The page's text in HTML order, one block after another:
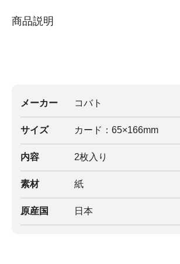
商品説明
メーカー コバト
サイズ カード：65×166mm
内容 2枚入り
素材 紙
原産国 日本